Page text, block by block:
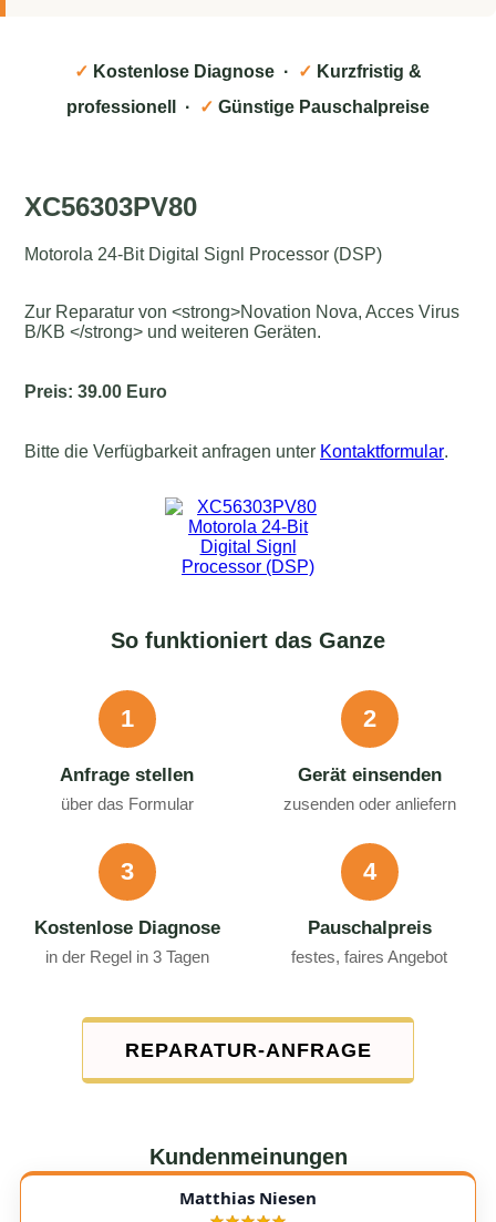
✓ Kostenlose Diagnose · ✓ Kurzfristig &
professionell ·
✓ Günstige Pauschalpreise
XC56303PV80
Motorola 24-Bit Digital Signl Processor (DSP)
Zur Reparatur von <strong>Novation Nova, Acces Virus
B/KB </strong> und weiteren Geräten.
Preis: 39.00 Euro
Bitte die Verfügbarkeit anfragen unter Kontaktformular.
So funktioniert das Ganze
1
Anfrage stellen
über das Formular
2
Gerät einsenden
zusenden oder anliefern
3
Kostenlose Diagnose
in der Regel in 3 Tagen
4
Pauschalpreis
festes, faires Angebot
REPARATUR-ANFRAGE
Kundenmeinungen
Matthias Niesen